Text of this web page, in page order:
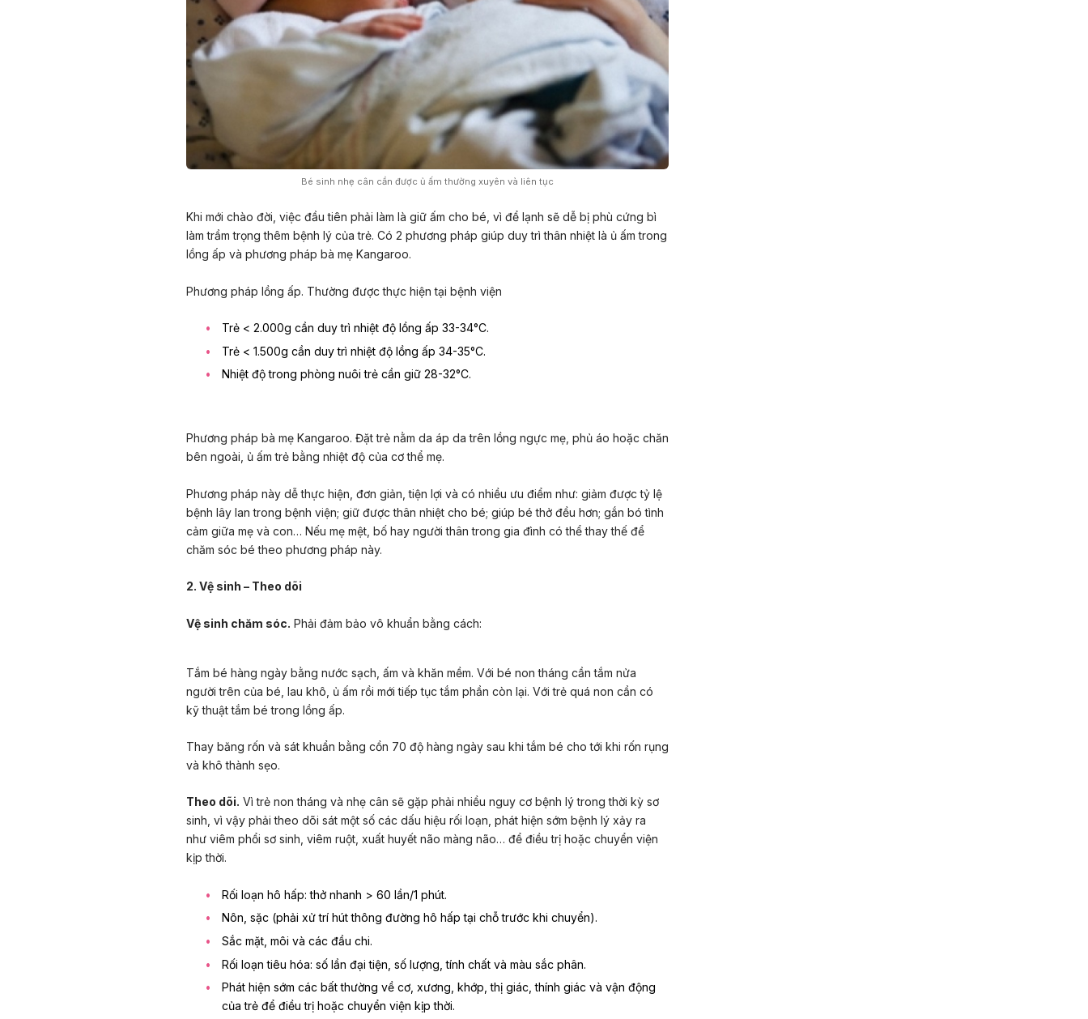
Bé sinh nhẹ cân cần được ủ ấm thường xuyên và liên tục
Khi mới chào đời, việc đầu tiên phải làm là giữ ấm cho bé, vì để lạnh sẽ dễ bị phù cứng bì
làm trầm trọng thêm bệnh lý của trẻ. Có 2 phương pháp giúp duy trì thân nhiệt là ủ ấm trong
lồng ấp và phương pháp bà mẹ Kangaroo.
Phương pháp lồng ấp. Thường được thực hiện tại bệnh viện
Trẻ < 2.000g cần duy trì nhiệt độ lồng ấp 33-34°C.
Trẻ < 1.500g cần duy trì nhiệt độ lồng ấp 34-35°C.
Nhiệt độ trong phòng nuôi trẻ cần giữ 28-32°C.
Phương pháp bà mẹ Kangaroo. Đặt trẻ nằm da áp da trên lồng ngực mẹ, phủ áo hoặc chăn
bên ngoài, ủ ấm trẻ bằng nhiệt độ của cơ thể mẹ.
Phương pháp này dễ thực hiện, đơn giản, tiện lợi và có nhiều ưu điểm như: giảm được tỷ lệ
bệnh lây lan trong bệnh viện; giữ được thân nhiệt cho bé; giúp bé thở đều hơn; gắn bó tình
cảm giữa mẹ và con… Nếu mẹ mệt, bố hay người thân trong gia đình có thể thay thế để
chăm sóc bé theo phương pháp này.
2. Vệ sinh – Theo dõi
Vệ sinh chăm sóc. Phải đảm bảo vô khuẩn bằng cách:
Tắm bé hàng ngày bằng nước sạch, ấm và khăn mềm. Với bé non tháng cần tắm nửa
người trên của bé, lau khô, ủ ấm rồi mới tiếp tục tắm phần còn lại. Với trẻ quá non cần có
kỹ thuật tắm bé trong lồng ấp.
Thay băng rốn và sát khuẩn bằng cồn 70 độ hàng ngày sau khi tắm bé cho tới khi rốn rụng
và khô thành sẹo.
Theo dõi. Vì trẻ non tháng và nhẹ cân sẽ gặp phải nhiều nguy cơ bệnh lý trong thời kỳ sơ
sinh, vì vậy phải theo dõi sát một số các dấu hiệu rối loạn, phát hiện sớm bệnh lý xảy ra
như viêm phổi sơ sinh, viêm ruột, xuất huyết não màng não… để điều trị hoặc chuyển viện
kịp thời.
Rối loạn hô hấp: thở nhanh > 60 lần/1 phút.
Nôn, sặc (phải xử trí hút thông đường hô hấp tại chỗ trước khi chuyển).
Sắc mặt, môi và các đầu chi.
Rối loạn tiêu hóa: số lần đại tiện, số lượng, tính chất và màu sắc phân.
Phát hiện sớm các bất thường về cơ, xương, khớp, thị giác, thính giác và vận động
của trẻ để điều trị hoặc chuyển viện kịp thời.